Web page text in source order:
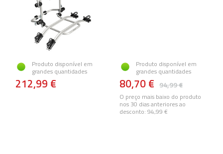
Produto disponível em
grandes quantidades
212,99 €
Produto disponível em
grandes quantidades
94,99 €
80,70 €
O preço mais baixo do produto
nos 30 dias anteriores ao
desconto: 94,99 €